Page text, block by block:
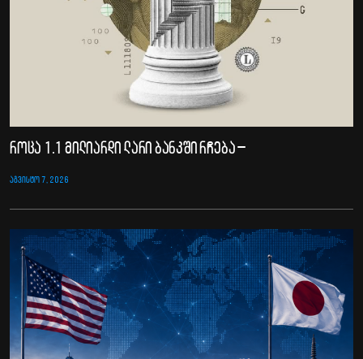
როცა 1.1 მილიარდი ლარი ბანკში რჩება –
ᲐᲒᲕᲘᲡᲢᲝ 7, 2026